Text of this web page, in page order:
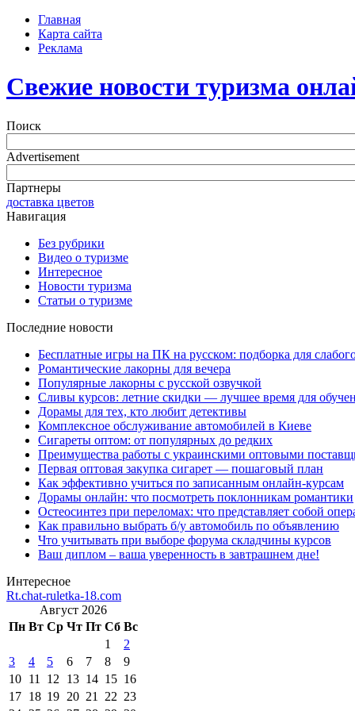
Главная
Карта сайта
Реклама
Свежие новости туризма
Поиск
Advertisement
Партнеры
доставка цветов
Навигация
Без рубрики
Видео о туризме
Интересное
Новости туризма
Статьи о туризме
Последние новости
Бесплатные игры на ПК на русском: подборка для
Романтические лакорны для вечера
Популярные лакорны с русской озвучкой
Сливы курсов: летние скидки — лучшее время для
Дорамы для тех, кто любит детективы
Комплексное обслуживание автомобилей в Киеве
Сигареты оптом: от популярных до редких
Преимущества работы с украинскими оптовыми
Первая оптовая закупка сигарет — пошаговый план
Как эффективно учиться по записанным онлайн-курсам
Дорамы онлайн: что посмотреть поклонникам романтики
Остеосинтез при переломах: что представляет собой
Как правильно выбрать б/у автомобиль по объявлению
Что учитывать при выборе форума складчины курсов
Ваш диплом – ваша уверенность в завтрашнем дне!
Интересное
Rt.chat-ruletka-18.com
Август 2026
Пн Вт Ср Чт Пт Сб Вс
1
2
3
4 5 6 7 8
9
10 11 12 13 14 15 16
17 18 19 20 21 22 23